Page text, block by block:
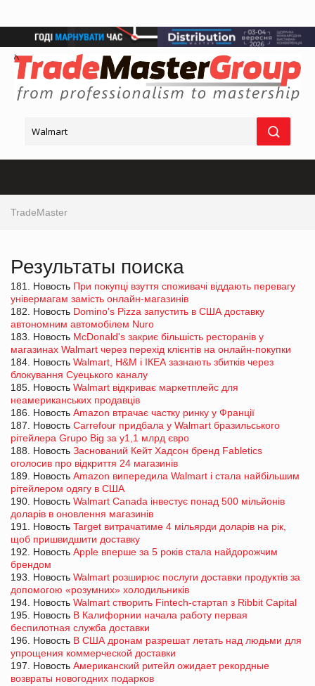
TradeMaster
Результаты поиска
181. Новость При покупці взуття споживачі віддають перевагу
універмагам замість онлайн-магазинів
182. Новость Domino's Pizza запустить в США доставку
автономним автомобілем Nuro
183. Новость McDonald's закриє більшість ресторанів у
магазинах Walmart через перехід клієнтів на онлайн-покупки
184. Новость Walmart, H&M і ІКЕА зазнають збитків через
блокування Суецького каналу
185. Новость Walmart відкриває маркетплейс для
неамериканських продавців
186. Новость Amazon втрачає частку ринку у Франції
187. Новость Carrefour придбала у Walmart бразильського
рітейлера Grupo Big за у1,1 млрд євро
188. Новость Заснований Кейт Хадсон бренд Fabletics
оголосив про відкриття 24 магазинів
189. Новость Amazon випередила Walmart і стала найбільшим
рітейлером одягу в США
190. Новость Walmart Canada інвестує понад 500 мільйонів
доларів в оновлення магазинів
191. Новость Target витрачатиме 4 мільярди доларів на рік,
щоб пришвидшити доставку
192. Новость Apple вперше за 5 років стала найдорожчим
брендом
193. Новость Walmart розширює послуги доставки продуктів за
допомогою «розумних» холодильників
194. Новость Walmart створить Fintech-стартап з Ribbit Capital
195. Новость В Калифорнии начала работу первая
беспилотная служба доставки
196. Новость В США дронам разрешат летать над людьми для
упрощения коммерческой доставки
197. Новость Американский ритейл ожидает рекордные
возвраты новогодних подарков